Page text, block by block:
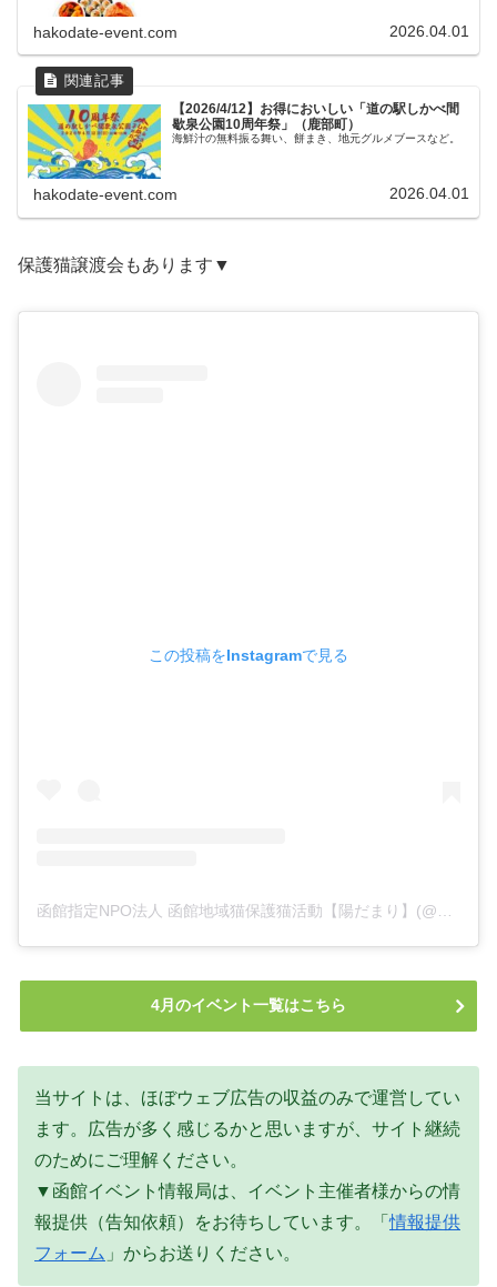
hakodate-event.com 2026.04.01
【2026/4/12】お得においしい「道の駅しかべ間
歇泉公園10周年祭」（鹿部町）
海鮮汁の無料振る舞い、餅まき、地元グルメブースなど。
hakodate-event.com 2026.04.01
保護猫譲渡会もあります▼
この投稿をInstagramで見る
函館指定NPO法人 函館地域猫保護猫活動【陽だまり】(@hidamari2021hakodate)がシェアした投稿
4月のイベント一覧はこちら
当サイトは、ほぼウェブ広告の収益のみで運営してい
ます。広告が多く感じるかと思いますが、サイト継続
のためにご理解ください。
▼函館イベント情報局は、イベント主催者様からの情
報提供（告知依頼）をお待ちしています。「情報提供
フォーム 」からお送りください。